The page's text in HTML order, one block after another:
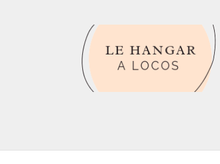
Aller
à
la
navigation
Aller
au
contenu